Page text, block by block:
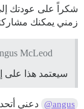
شكراً على عودتك
زمني يمكنك
McLeod:
سيعتمد هذا على
@angus دعني